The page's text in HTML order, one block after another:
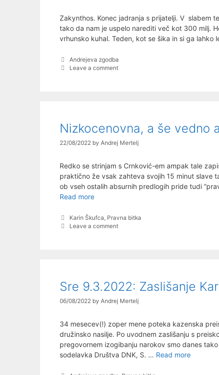
Zakynthos. Konec jadranja s prijatelji. V slabem
tako da nam je uspelo narediti več kot 300 milj.
vrhunsko kuhal. Teden, kot se šika in si ga lahko
Categories
Andrejeva zgodba
Leave a comment
Nizkocenovna, a še vedno
22/08/2022 by Andrej Mertelj
Redko se strinjam s Crnković-em ampak tale
praktično že vsak zahteva svojih 15 minut slave
ob vseh ostalih absurnih predlogih pride tudi
Read moreNizkocenovna,
še
vedno
Categories
Karin Škufca Pravna bitka
Leave a comment
Sre 9.3.2022: Zaslišanje
06/08/2022 by Andrej Mertelj
34 mesecev(!) zoper mene poteka kazenska
družinsko nasilje. Po uvodnem zaslišanju s
pregovornem izogibanju narokov smo danes
sodelavka Društva DNK, S. … Read moreSre